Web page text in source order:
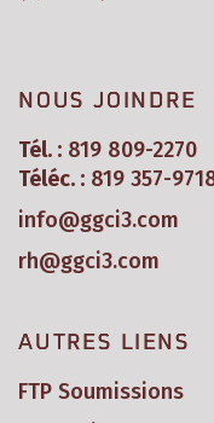
NOUS JOINDRE
Tél. : 819 809-2270
Téléc. : 819 357-
info@ggci3.com
rh@ggci3.com
AUTRES LIENS
FTP Soumissions